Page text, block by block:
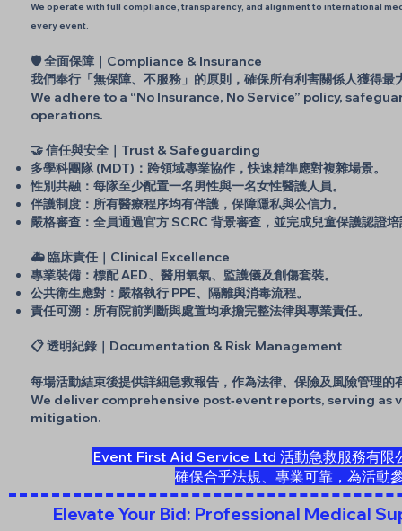
We operate with full compliance, transparency, and alignment to international
every event.
🛡️ 全面保障｜Compliance & Insurance
我們奉行「無保障、不服務」的原則，確保所有利害關係人獲得最
We adhere to a “No Insurance, No Service” policy,
operations.
🤝 信任與安全｜Trust & Safeguarding
多學科團隊 (MDT)：跨領域專業協作，快速精準應對複雜場景。
性別共融：每隊至少配置一名男性與一名女性醫護人員。
伴護制度：所有醫療程序均有伴護，保障隱私與公信力。
嚴格審查：全員通過官方 SCRC 背景審查，並完成兒童保護認證
🚑 臨床責任｜Clinical Excellence
專業裝備：標配 AED、醫用氧氣、監護儀及創傷套裝。
公共衛生應對：嚴格執行 PPE、隔離與消毒流程。
責任可溯：所有院前判斷與處置均承擔完整法律與專業責任。
📋 透明紀錄｜Documentation & Risk Management
每場活動結束後提供詳細急救報告，作為法律、保險及風險管理的
We deliver comprehensive post‑event reports, serving
mitigation.
Event First Aid Service Ltd 活動急救服務有限
確保合乎法規、專業可靠，為活動
Elevate Your Bid: Professional Medical